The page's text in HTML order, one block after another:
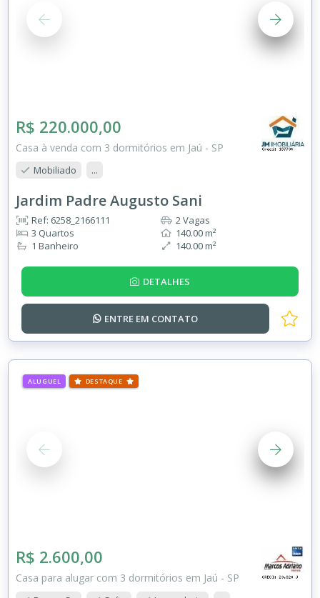
R$ 220.000,00
Casa à venda com 3 dormitórios em Jaú - SP
Mobiliado ...
Jardim Padre Augusto Sani
Ref: 6258_2166111
3 Quartos
1 Banheiro
2 Vagas
140.00 m²
140.00 m²
DETALHES
ENTRE EM CONTATO
ALUGUEL DESTAQUE
R$ 2.600,00
Casa para alugar com 3 dormitórios em Jaú - SP